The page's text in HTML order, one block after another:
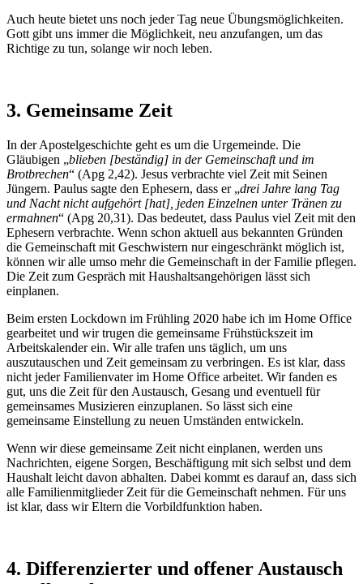
Auch heute bietet uns noch jeder Tag neue Übungsmöglichkeiten.
Gott gibt uns immer die Möglichkeit, neu anzufangen, um das
Richtige zu tun, solange wir noch leben.
3. Gemeinsame Zeit
In der Apostelgeschichte geht es um die Urgemeinde. Die
Gläubigen „blieben [beständig] in der Gemeinschaft und im
Brotbrechen“ (Apg 2,42). Jesus verbrachte viel Zeit mit Seinen
Jüngern. Paulus sagte den Ephesern, dass er „drei Jahre lang Tag
und Nacht nicht aufgehört [hat], jeden Einzelnen unter Tränen zu
ermahnen“ (Apg 20,31). Das bedeutet, dass Paulus viel Zeit mit den
Ephesern verbrachte. Wenn schon aktuell aus bekannten Gründen
die Gemeinschaft mit Geschwistern nur eingeschränkt möglich ist,
können wir alle umso mehr die Gemeinschaft in der Familie pflegen.
Die Zeit zum Gespräch mit Haushaltsangehörigen lässt sich
einplanen.
Beim ersten Lockdown im Frühling 2020 habe ich im Home Office
gearbeitet und wir trugen die gemeinsame Frühstückszeit im
Arbeitskalender ein. Wir alle trafen uns täglich, um uns
auszutauschen und Zeit gemeinsam zu verbringen. Es ist klar, dass
nicht jeder Familienvater im Home Office arbeitet. Wir fanden es
gut, uns die Zeit für den Austausch, Gesang und eventuell für
gemeinsames Musizieren einzuplanen. So lässt sich eine
gemeinsame Einstellung zu neuen Umständen entwickeln.
Wenn wir diese gemeinsame Zeit nicht einplanen, werden uns
Nachrichten, eigene Sorgen, Beschäftigung mit sich selbst und dem
Haushalt leicht davon abhalten. Dabei kommt es darauf an, dass sich
alle Familienmitglieder Zeit für die Gemeinschaft nehmen. Für uns
ist klar, dass wir Eltern die Vorbildfunktion haben.
4. Differenzierter und offener Austausch